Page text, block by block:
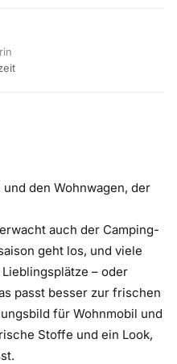
den Wohnwagen, der
auch der Camping-
geht los, und viele
– oder
passt besser zur frischen
für Wohnmobil und
Stoffe und ein Look,